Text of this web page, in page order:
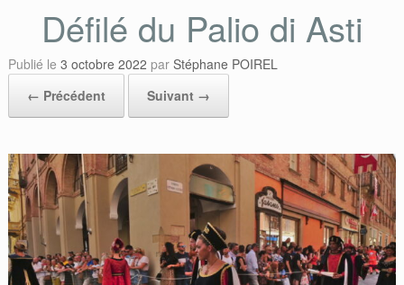
Défilé du Palio di Asti
Publié le 3 octobre 2022 par Stéphane POIREL
← Précédent
Suivant →